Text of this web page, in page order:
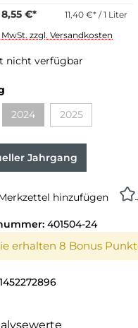
8,55 €*
11,40 €* / 1 Liter
zzgl. Versandkosten
nicht verfügbar
2024 2025
Jahrgang
hinzufügen
401504-24
erhalten 8 Bonus